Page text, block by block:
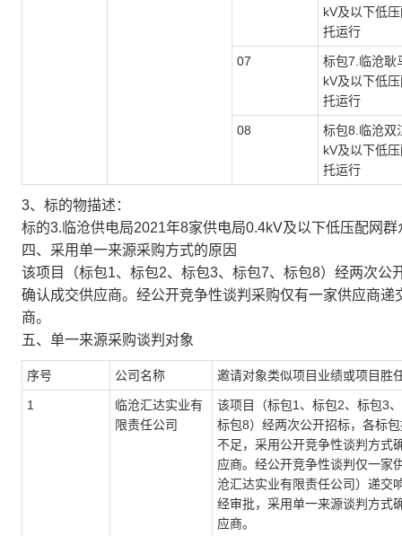
kV及以下低
托运行
07
标包7.临沧耿
kV及以下低
托运行
08
标包8.临沧双
kV及以下低
托运行
3、标的物描述：
标的3.临沧供电局2021年8家供电局0.4kV及以下低压配网
四、采用单一来源采购方式的原因
该项目（标包1、标包2、标包3、标包7、标包8）经两次
确认成交供应商。经公开竞争性谈判采购仅有一家供应商
商。
五、单一来源采购谈判对象
序号 公司名称 邀请对象类似项目业绩或项目胜
1
临沧汇达实业有
限责任公司
该项目（标包1、标包2、标包3
标包8）经两次公开招标，各标
不足，采用公开竞争性谈判方式
应商。经公开竞争性谈判仅一家
沧汇达实业有限责任公司）递交
经审批，采用单一来源谈判方式
应商。